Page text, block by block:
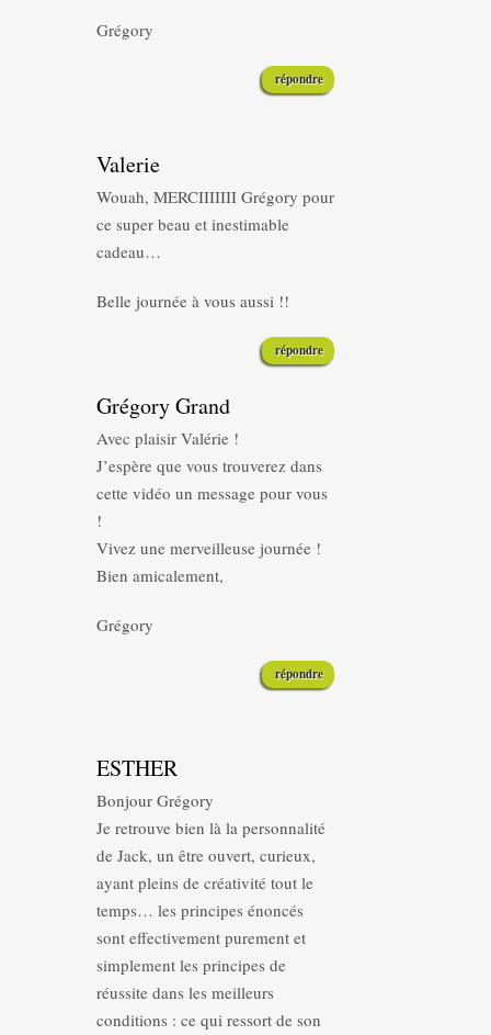
Grégory
répondre
Valerie
Wouah, MERCIIIIIII Grégory pour
ce super beau et inestimable
cadeau…
Belle journée à vous aussi !!
répondre
Grégory Grand
Avec plaisir Valérie !
J’espère que vous trouverez dans
cette vidéo un message pour vous
!
Vivez une merveilleuse journée !
Bien amicalement,
Grégory
répondre
ESTHER
Bonjour Grégory
Je retrouve bien là la personnalité
de Jack, un être ouvert, curieux,
ayant pleins de créativité tout le
temps… les principes énoncés
sont effectivement purement et
simplement les principes de
réussite dans les meilleurs
conditions : ce qui ressort de son